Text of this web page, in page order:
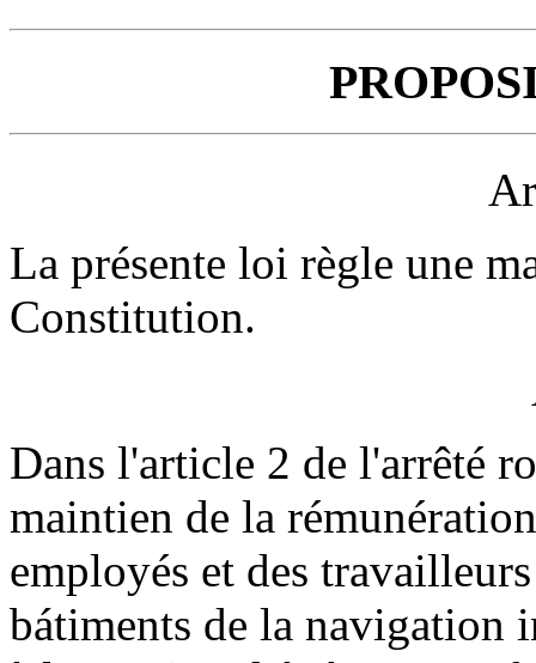
La présente loi règle une
Constitution.
Dans l'article 2 de l'arrêté
maintien de la
employés et des
bátiments de la navigation